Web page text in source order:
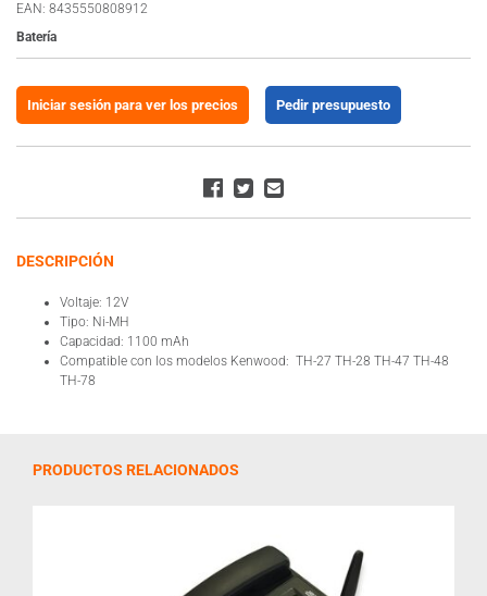
EAN: 8435550808912
Batería
Iniciar sesión para ver los precios Pedir presupuesto
DESCRIPCIÓN
Voltaje: 12V
Tipo: Ni-MH
Capacidad: 1100 mAh
Compatible con los modelos Kenwood: TH-27 TH-28 TH-47 TH-48
TH-78
PRODUCTOS RELACIONADOS